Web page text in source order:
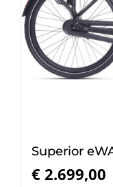
Superior
€ 2.699,00